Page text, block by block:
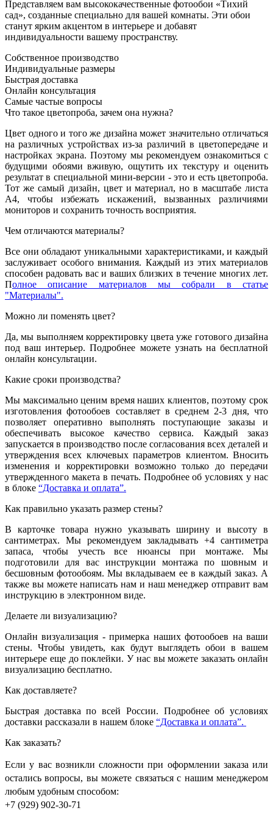
Представляем вам высококачественные фотообои «Тихий
сад», созданные специально для вашей комнаты. Эти обои
станут ярким акцентом в интерьере и добавят
индивидуальности вашему пространству.
Собственное производство
Индивидуальные размеры
Быстрая доставка
Онлайн консультация
Самые частые вопросы
Что такое цветопроба, зачем она нужна?
Цвет одного и того же дизайна может значительно отличаться
на различных устройствах из-за различий в цветопередаче и
настройках экрана. Поэтому мы рекомендуем ознакомиться с
будущими обоями вживую, ощутить их текстуру и оценить
результат в специальной мини-версии - это и есть цветопроба.
Тот же самый дизайн, цвет и материал, но в масштабе листа
А4, чтобы избежать искажений, вызванных различиями
мониторов и сохранить точность восприятия.
Чем отличаются материалы?
Все они обладают уникальными характеристиками, и каждый
заслуживает особого внимания. Каждый из этих материалов
способен радовать вас и ваших близких в течение многих лет.
Полное описание материалов мы собрали в статье
"Материалы".
Можно ли поменять цвет?
Да, мы выполняем корректировку цвета уже готового дизайна
под ваш интерьер. Подробнее можете узнать на бесплатной
онлайн консультации.
Какие сроки производства?
Мы максимально ценим время наших клиентов, поэтому срок
изготовления фотообоев составляет в среднем 2-3 дня, что
позволяет оперативно выполнять поступающие заказы и
обеспечивать высокое качество сервиса. Каждый заказ
запускается в производство после согласования всех деталей и
утверждения всех ключевых параметров клиентом. Вносить
изменения и корректировки возможно только до передачи
утвержденного макета в печать. Подробнее об условиях у нас
в блоке “Доставка и оплата”.
Как правильно указать размер стены?
В карточке товара нужно указывать ширину и высоту в
сантиметрах. Мы рекомендуем закладывать +4 сантиметра
запаса, чтобы учесть все нюансы при монтаже. Мы
подготовили для вас инструкции монтажа по шовным и
бесшовным фотообоям. Мы вкладываем ее в каждый заказ. А
также вы можете написать нам и наш менеджер отправит вам
инструкцию в электронном виде.
Делаете ли визуализацию?
Онлайн визуализация - примерка наших фотообоев на ваши
стены. Чтобы увидеть, как будут выглядеть обои в вашем
интерьере еще до поклейки. У нас вы можете заказать онлайн
визуализацию бесплатно.
Как доставляете?
Быстрая доставка по всей России. Подробнее об условиях
доставки рассказали в нашем блоке “Доставка и оплата”.
Как заказать?
Если у вас возникли сложности при оформлении заказа или
остались вопросы, вы можете связаться с нашим менеджером
любым удобным способом:
+7 (929) 902-30-71